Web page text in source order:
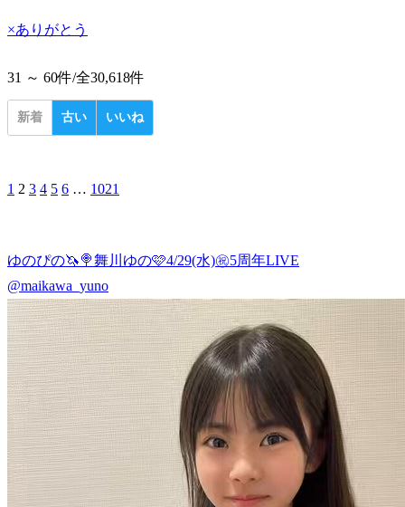
×ありがとう
31 ～ 60件/全30,618件
新着 古い いいね
1 2 3 4 5 6 … 1021
ゆのぴの🦄🍭舞川ゆの🩷4/29(水)㊗5周年LIVE
@maikawa_yuno